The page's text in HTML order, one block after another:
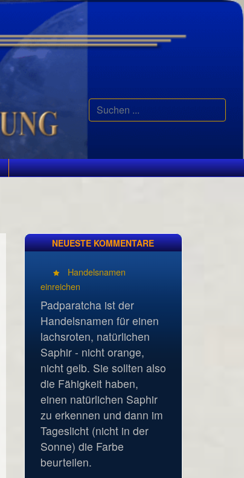
Suchen
...
NEUESTE KOMMENTARE
Handelsnamen
einreichen
Padparatcha ist der
Handelsnamen für einen
lachsroten, natürlichen
Saphir - nicht orange,
nicht gelb. Sie sollten also
die Fähigkeit haben,
einen natürlichen Saphir
zu erkennen und dann im
Tageslicht (nicht in der
Sonne) die Farbe
beurteilen.